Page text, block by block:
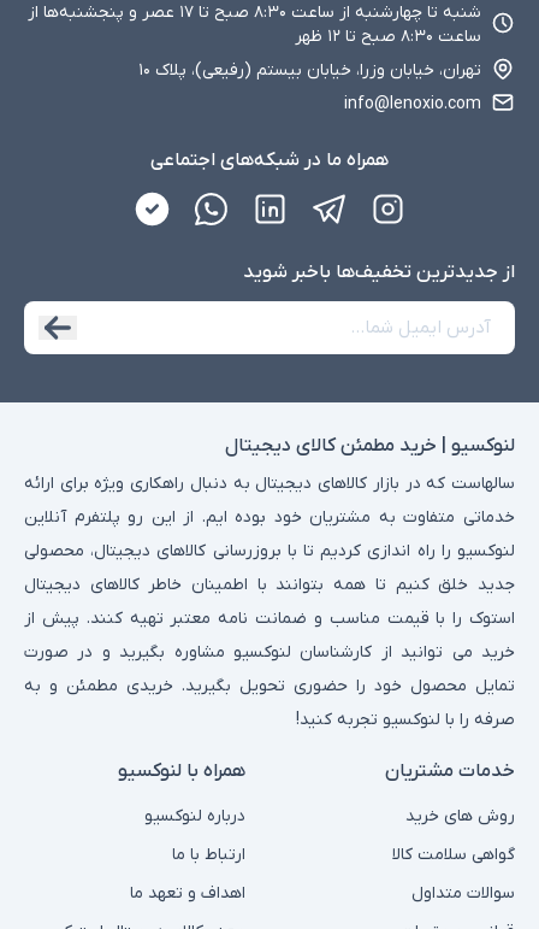
شنبه تا چهارشنبه از ساعت ۸:۳۰ صبح تا ۱۷ عصر و پنجشنبه‌ها از
ساعت ۸:۳۰ صبح تا ۱۲ ظهر
تهران، خیابان وزرا، خیابان بیستم (رفیعی)، پلاک ۱۰
info@lenoxio.com
همراه ما در شبکه‌های اجتماعی
از جدید‌ترین تخفیف‌ها با‌خبر شوید
لنوکسیو | خرید مطمئن کالای دیجیتال
سالهاست که در بازار کالاهای دیجیتال به دنبال راهکاری ویژه برای ارائه
خدماتی متفاوت به مشتریان خود بوده ایم. از این رو پلتفرم آنلاین
لنوکسیو را راه اندازی کردیم تا با بروزرسانی کالاهای دیجیتال، محصولی
جدید خلق کنیم تا همه بتوانند با اطمینان خاطر کالاهای دیجیتال
استوک را با قیمت مناسب و ضمانت نامه معتبر تهیه کنند. پیش از
خرید می توانید از کارشناسان لنوکسیو مشاوره بگیرید و در صورت
تمایل محصول خود را حضوری تحویل بگیرید. خریدی مطمئن و به
صرفه را با لنوکسیو تجربه کنید!
خدمات مشتریان
روش های خرید
گواهی سلامت کالا
سوالات متداول
همراه با لنوکسیو
درباره لنوکسیو
ارتباط با ما
اهداف و تعهد ما